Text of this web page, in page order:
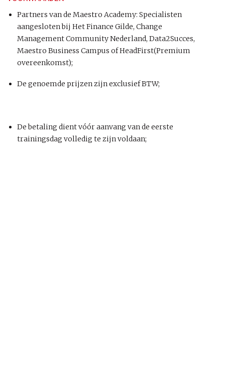
Partners van de Maestro Academy: Specialisten
aangesloten bij Het Finance Gilde, Change
Management Community Nederland, Data2Succes,
Maestro Business Campus of HeadFirst(Premium
overeenkomst);
De genoemde prijzen zijn exclusief BTW;
De betaling dient vóór aanvang van de eerste
trainingsdag volledig te zijn voldaan;